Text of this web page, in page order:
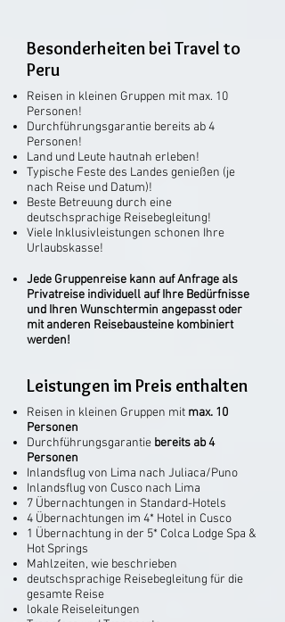
Besonderheiten bei Travel to
Peru
Reisen in kleinen Gruppen mit max. 10
Personen!
Durchführungsgarantie bereits ab 4
Personen!
Land und Leute hautnah erleben!
Typische Feste des Landes genießen (je
nach Reise und Datum)!
Beste Betreuung durch eine
deutschsprachige Reisebegleitung!
Viele Inklusivleistungen schonen Ihre
Urlaubskasse!
Jede Gruppenreise kann auf Anfrage als
Privatreise individuell auf Ihre Bedürfnisse
und Ihren Wunschtermin angepasst oder
mit anderen Reisebausteine kombiniert
werden!
Leistungen im Preis enthalten
Reisen in kleinen Gruppen mit max. 10
Personen
Durchführungsgarantie bereits ab 4
Personen
Inlandsflug von Lima nach Juliaca/Puno
Inlandsflug von Cusco nach Lima
7 Übernachtungen in Standard-Hotels
4 Übernachtungen im 4* Hotel in Cusco
1 Übernachtung in der 5* Colca Lodge Spa &
Hot Springs
Mahlzeiten, wie beschrieben
deutschsprachige Reisebegleitung für die
gesamte Reise
lokale Reiseleitungen